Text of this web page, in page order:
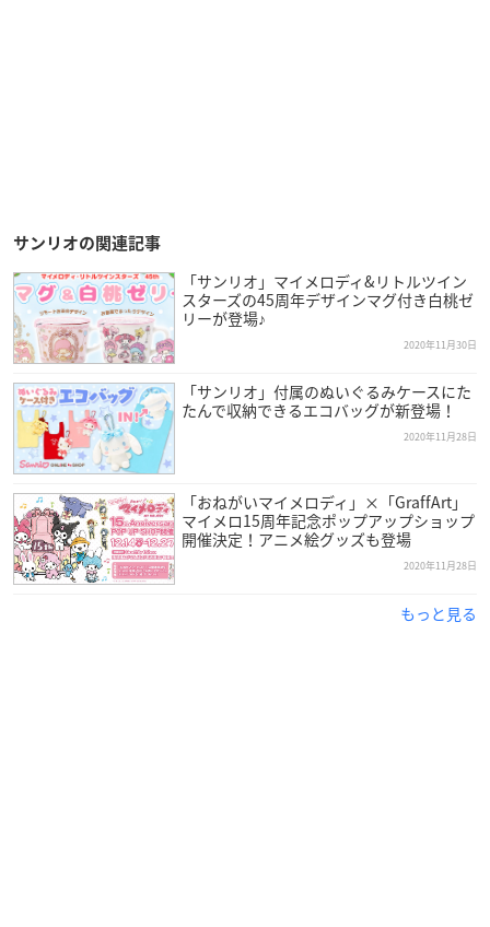
サンリオの関連記事
「サンリオ」マイメロディ&リトルツイン
スターズの45周年デザインマグ付き白桃ゼ
リーが登場♪
2020年11月30日
「サンリオ」付属のぬいぐるみケースにた
たんで収納できるエコバッグが新登場！
2020年11月28日
「おねがいマイメロディ」×「GraffArt」
マイメロ15周年記念ポップアップショップ
開催決定！アニメ絵グッズも登場
2020年11月28日
もっと見る